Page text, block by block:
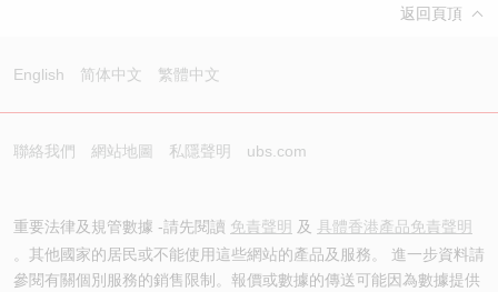
返回頁頂
English 简体中文 繁體中文
聯絡我們 網站地圖 私隱聲明 ubs.com
重要法律及規管數據 -請先閱讀 免責聲明 及 具體香港產品免責聲明
。其他國家的居民或不能使用這些網站的產品及服務。 進一步資料請
參閱有關個別服務的銷售限制。報價或數據的傳送可能因為數據提供